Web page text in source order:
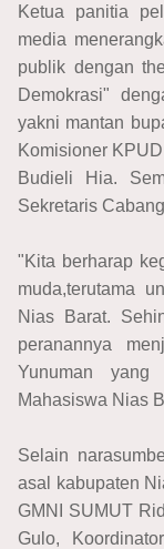
Ketua panitia
media
publik dengan
Demokrasi"
yakni mantan
Komisioner
Budieli Hia.
Sekretaris
"Kita berharap
muda,terutama
Nias Barat.
peranannya
Yunuman
Mahasiswa Nias
Selain
asal kabupaten
GMNI SUMUT
Gulo,